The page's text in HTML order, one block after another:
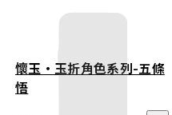
懷玉・玉折角色系列-五條
悟